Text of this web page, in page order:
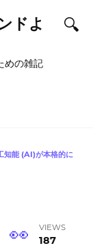
ドよ
めの雑記
知能 (AI)が本格的に
VIEWS
187